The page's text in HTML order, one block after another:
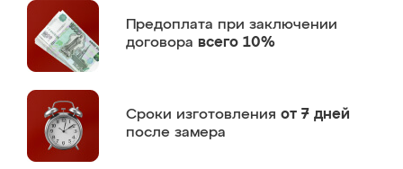
Предоплата при заключении
договора всего 10%
Сроки изготовления от 7 дней
после замера